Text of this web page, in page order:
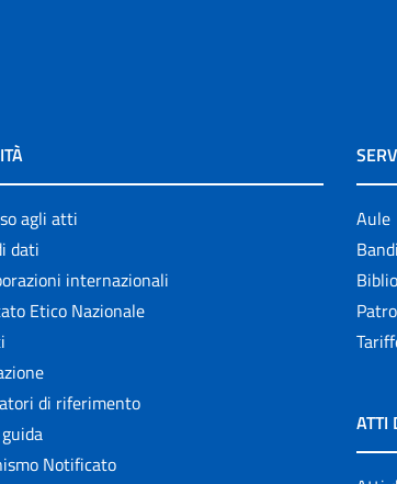
agli atti
dati
internazionali
Etico Nazionale
di riferimento
Notificato
Aule
ATTI